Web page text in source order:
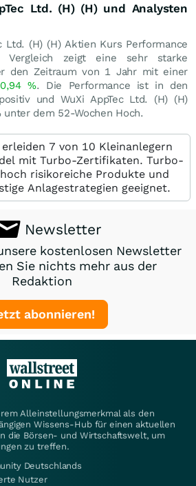
Ltd. (H) (H) und Analysten
Ltd. (H) (H) Aktien Kurs Performance
Vergleich zeigt eine sehr starke
den Zeitraum von 1 Jahr mit einer
%. Die Performance ist in den
und WuXi AppTec Ltd. (H) (H)
unter dem 52-Wochen Hoch.
7 von 10 Kleinanlegern
mit Turbo-Zertifikaten. Turbo-
risikoreiche Produkte und
Anlagestrategien geeignet.
Newsletter
kostenlosen Newsletter
Sie nichts mehr aus der
Redaktion
abonnieren!
Alleinstellungsmerkmal als den
Wissens-Hub für einen aktuellen
die Börsen- und Wirtschaftswelt, um
zu treffen.
Deutschlands
Nutzer